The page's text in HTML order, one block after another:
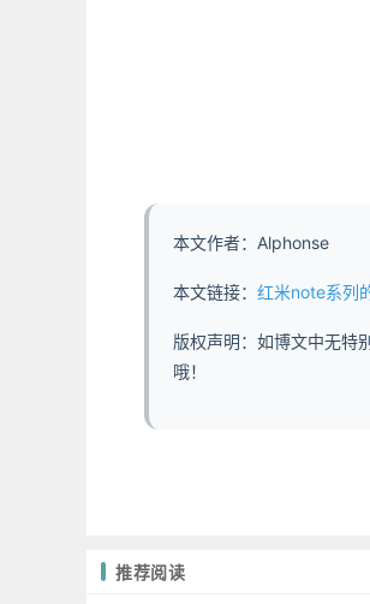
本文作者：Alphonse
本文链接： 红米note系列
版权声明：如博文中无特
哦！
推荐阅读